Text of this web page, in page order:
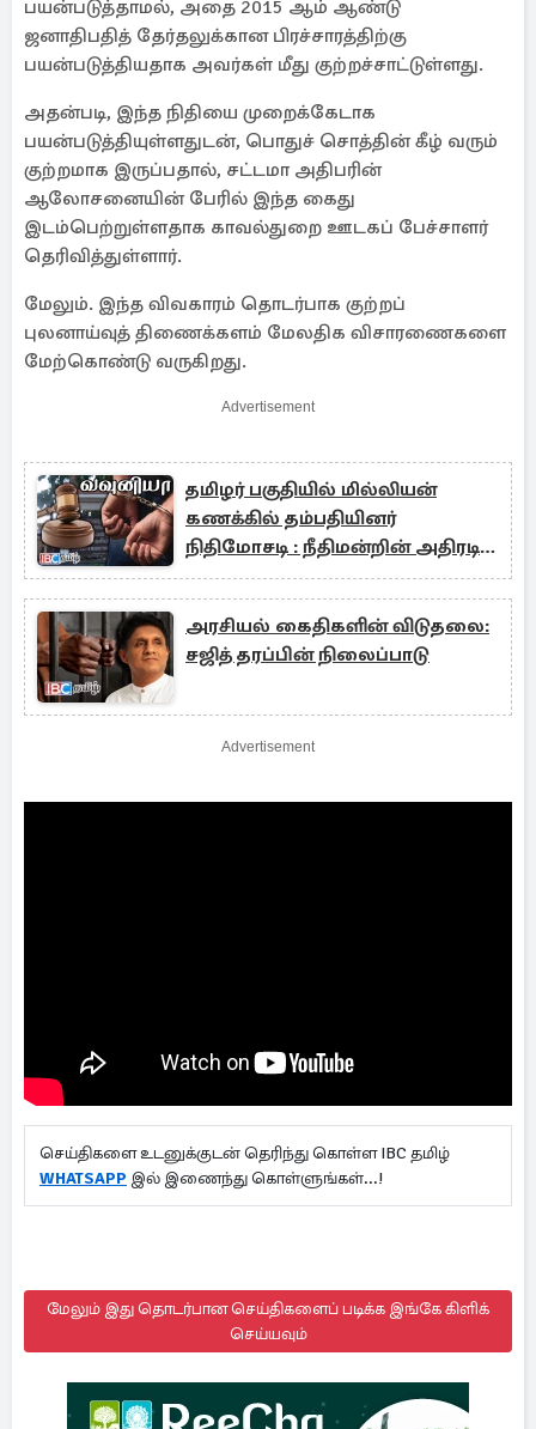
பயன்படுத்தாமல், அதை 2015 ஆம் ஆண்டு
ஜனாதிபதித் தேர்தலுக்கான பிரச்சாரத்திற்கு
பயன்படுத்தியதாக அவர்கள் மீது குற்றச்சாட்டுள்ளது.
அதன்படி, இந்த நிதியை முறைக்கேடாக
பயன்படுத்தியுள்ளதுடன், பொதுச் சொத்தின் கீழ் வரும்
குற்றமாக இருப்பதால், சட்டமா அதிபரின்
ஆலோசனையின் பேரில் இந்த கைது
இடம்பெற்றுள்ளதாக காவல்துறை ஊடகப் பேச்சாளர்
தெரிவித்துள்ளார்.
மேலும். இந்த விவகாரம் தொடர்பாக குற்றப்
புலனாய்வுத் திணைக்களம் மேலதிக விசாரணைகளை
மேற்கொண்டு வருகிறது.
Advertisement
தமிழர் பகுதியில் மில்லியன்
கணக்கில் தம்பதியினர்
நிதிமோசடி : நீதிமன்றின் அதிரடி
உத்தரவு
அரசியல் கைதிகளின் விடுதலை:
சஜித் தரப்பின் நிலைப்பாடு
Advertisement
செய்திகளை உடனுக்குடன் தெரிந்து கொள்ள IBC தமிழ்
WHATSAPP இல் இணைந்து கொள்ளுங்கள்...!
மேலும் இது தொடர்பான செய்திகளைப் படிக்க இங்கே கிளிக்
செய்யவும்